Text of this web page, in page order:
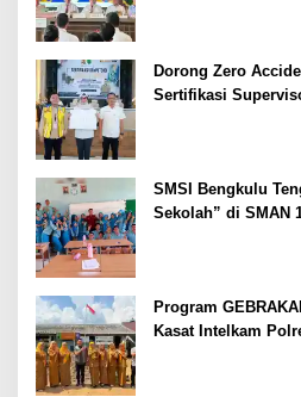
Dorong Zero
Sertifikasi
SMSI Bengkulu
Sekolah” di SMAN
Program
Kasat Intelkam